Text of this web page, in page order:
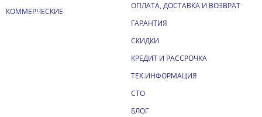
КОММЕРЧЕСКИЕ
ОПЛАТА, ДОСТАВКА И ВОЗВРАТ
ГАРАНТИЯ
СКИДКИ
КРЕДИТ И РАССРОЧКА
ТЕХ.ИНФОРМАЦИЯ
СТО
БЛОГ